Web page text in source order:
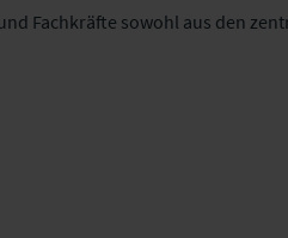
Fachkräfte sowohl aus den